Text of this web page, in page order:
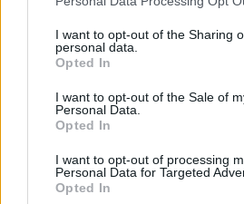
not limited to your visit or usage
grant or deny consent to Google and
use your data for below specified
consent section.
I want to opt-out of the Sharing
personal data.
Opted In
I want to opt-out of the Sale of
Personal Data.
Opted In
I want to opt-out of processing
Personal Data for Targeted
Opted In
2026.08.07. Kiss Lajos
Problémák egész Jász-